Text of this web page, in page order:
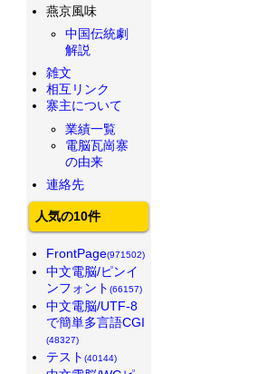
燕京風味
中国伝統劇
解説
雑文
相互リンク
寨主について
業績一覧
電脳瓦崗寨
の由来
連絡先
人気の10件
FrontPage(971502)
中文電脳/ピンイ
ンフォント (66157)
中文電脳/UTF-8
で簡単多言語CGI
(48327)
テスト (40144)